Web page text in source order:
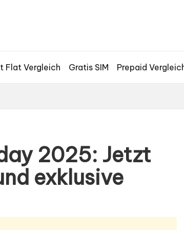
Flat Vergleich Gratis SIM Prepaid
2025: Jetzt
exklusive